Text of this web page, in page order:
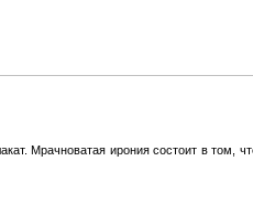
Мрачноватая ирония состоит в том,